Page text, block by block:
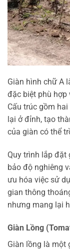
Giàn hình chữ A
đặc biệt phù hợp
Cấu trúc gồm
lại ở đỉnh, tạo
của giàn có thể
Quy trình lắp đặt
bảo độ nghiêng
ưu hóa việc sử
gian thông
nhưng mang lại
Giàn Lồng
Giàn lồng là một